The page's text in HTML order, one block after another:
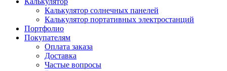
Калькулятор солнечных панелей
Калькулятор портативных электростанций
Портфолио
Покупателям
Оплата заказа
Доставка
Частые вопросы